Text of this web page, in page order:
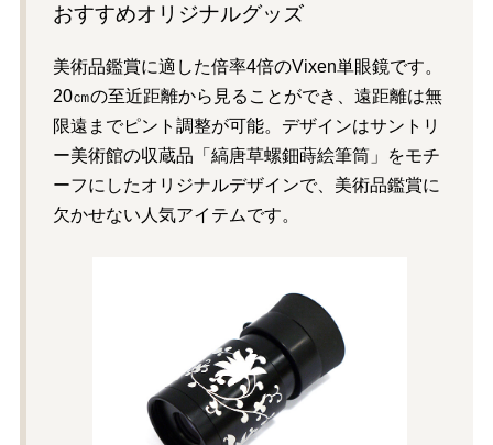
おすすめオリジナルグッズ
美術品鑑賞に適した倍率4倍のVixen単眼鏡です。
20㎝の至近距離から見ることができ、遠距離は無
限遠までピント調整が可能。デザインはサントリ
ー美術館の収蔵品「縞唐草螺鈿蒔絵筆筒」をモチ
ーフにしたオリジナルデザインで、美術品鑑賞に
欠かせない人気アイテムです。